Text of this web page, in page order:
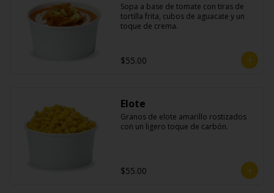
Sopa a base de tomate con tiras de
tortilla frita, cubos de aguacate y un
toque de crema.
$55.00
Elote
Granos de elote amarillo rostizados
con un ligero toque de carbón.
$55.00